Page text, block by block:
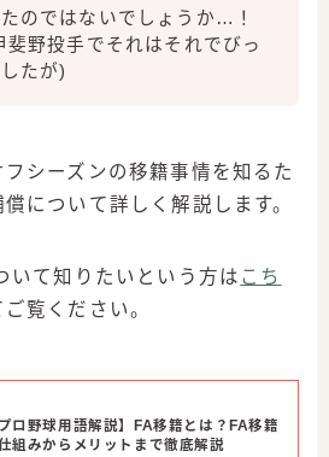
のではないでしょうか…！
斐野投手でそれはそれでびっ
たが)
シーズンの移籍事情を知るた
について詳しく解説します。
いて知りたいという方は こち
覧ください。
プロ野球用語解説】FA移籍とは？FA移籍
組みからメリットまで徹底解説